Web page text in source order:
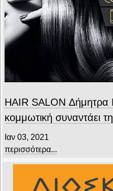
HAIR SALON Δήμητρα
κομμωτική συναντάει
Ιαν 03, 2021
περισσότερα...